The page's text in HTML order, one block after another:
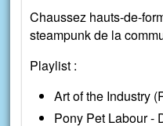
Chaussez hauts-de-
steampunk de la
Playlist :
Art of the Industry
Pony Pet Labour -